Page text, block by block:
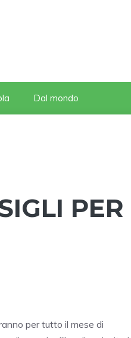
Dal mondo
PER
per tutto il mese di